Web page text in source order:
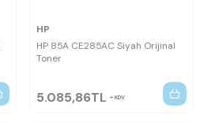
HP
HP 85A CE285AC Siyah Orijinal
Toner
5.085,86TL KDV